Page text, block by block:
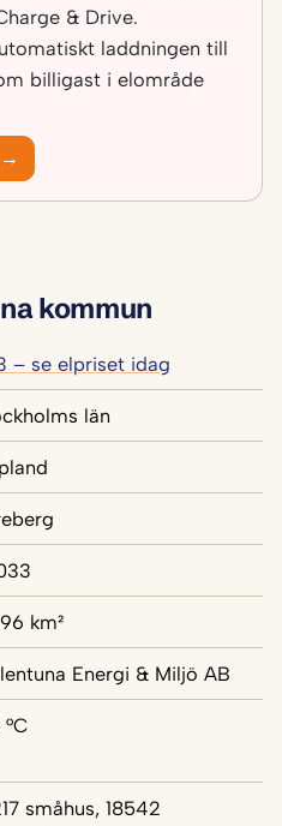
& Drive.
laddningen till
billigast i elområde
→
kommun
– se elpriset idag
län
km²
Energi & Miljö AB
småhus, 18542